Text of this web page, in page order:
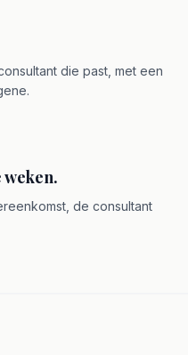
die past, met een
weken.
de consultant